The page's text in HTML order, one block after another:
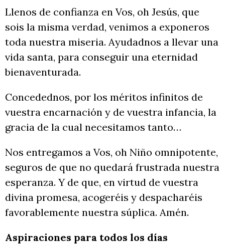
Llenos de confianza en Vos, oh Jesús, que
sois la misma verdad, venimos a exponeros
toda nuestra miseria. Ayudadnos a llevar una
vida santa, para conseguir una eternidad
bienaventurada.
Concedednos, por los méritos infinitos de
vuestra encarnación y de vuestra infancia, la
gracia de la cual necesitamos tanto…
Nos entregamos a Vos, oh Niño omnipotente,
seguros de que no quedará frustrada nuestra
esperanza. Y de que, en virtud de vuestra
divina promesa, acogeréis y despacharéis
favorablemente nuestra súplica. Amén.
Aspiraciones para todos los días